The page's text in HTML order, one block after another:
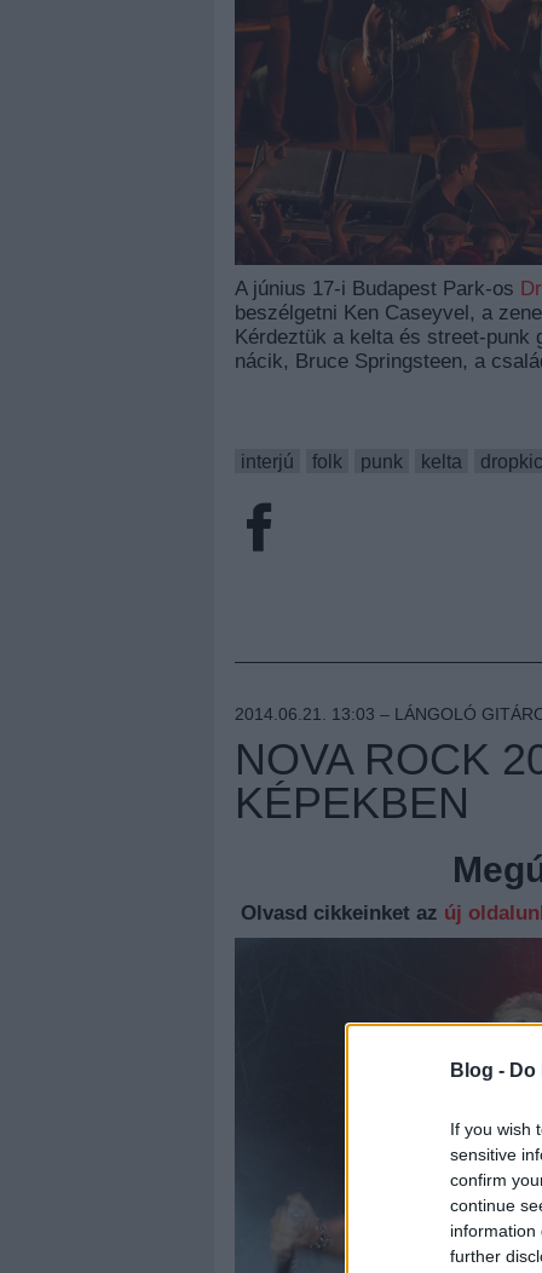
Blog -
If you wish
sensitive
confirm
continue
information
further
A június 17-i Budapest Park-os
beszélgetni Ken Caseyvel, a
Kérdeztük a kelta és street-punk
nácik, Bruce Springsteen, a
interjú
folk punk kelta
2014.06.21. 13:03 – LÁNGOLÓ
NOVA ROCK
KÉPEKBEN
Olvasd cikkeinket az új